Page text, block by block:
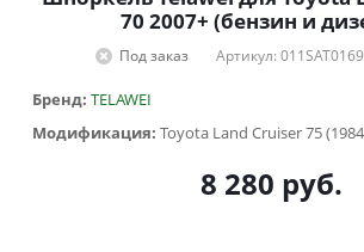
70 2007+ (бензин и
Под заказ Артикул:
Бренд: TELAWEI
Модификация:
8 280 руб.